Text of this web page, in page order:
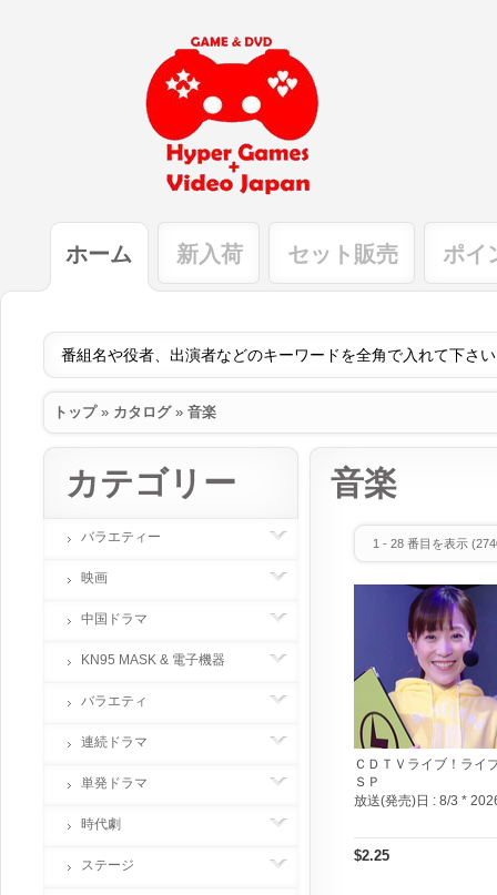
ホーム 新入荷 セット販売 ポイ
トップ» カタログ» 音楽
音楽
1 - 28 番目を表示 (
ＣＤＴＶライブ！ライ
ＳＰ
放送(発売)日 : 8/3 *
$2.25
カテゴリー
バラエティー
映画
中国ドラマ
KN95 MASK & 電子機器
バラエティ
連続ドラマ
単発ドラマ
時代劇
ステージ